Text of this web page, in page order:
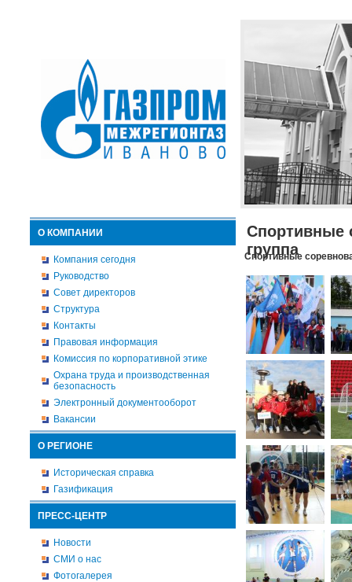
О КОМПАНИИ
Компания сегодня
Руководство
Совет директоров
Структура
Контакты
Правовая информация
Комиссия по корпоративной этике
Охрана труда и производственная
безопасность
Электронный документооборот
Вакансии
О РЕГИОНЕ
Историческая справка
Газификация
ПРЕСС-ЦЕНТР
Новости
СМИ о нас
Фотогалерея
Спортивные
группа
Спортивные